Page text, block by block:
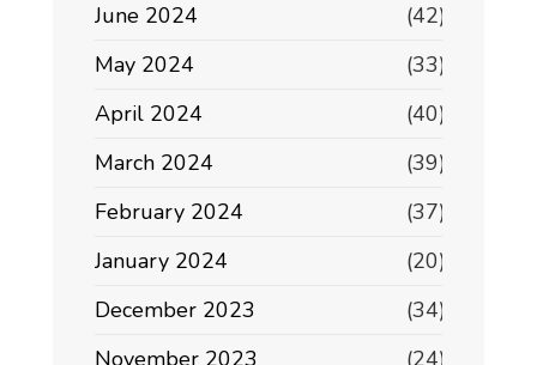
June 2024
(42)
May 2024
(33)
April 2024
(40)
March 2024
(39)
February 2024
(37)
January 2024
(20)
December 2023
(34)
November 2023
(24)